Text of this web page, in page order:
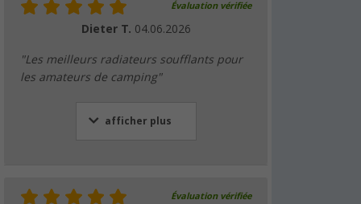
Évaluation vérifiée
Dieter T. 04.06.2026
"Les meilleurs radiateurs soufflants pour
les amateurs de camping"
afficher plus
Évaluation vérifiée